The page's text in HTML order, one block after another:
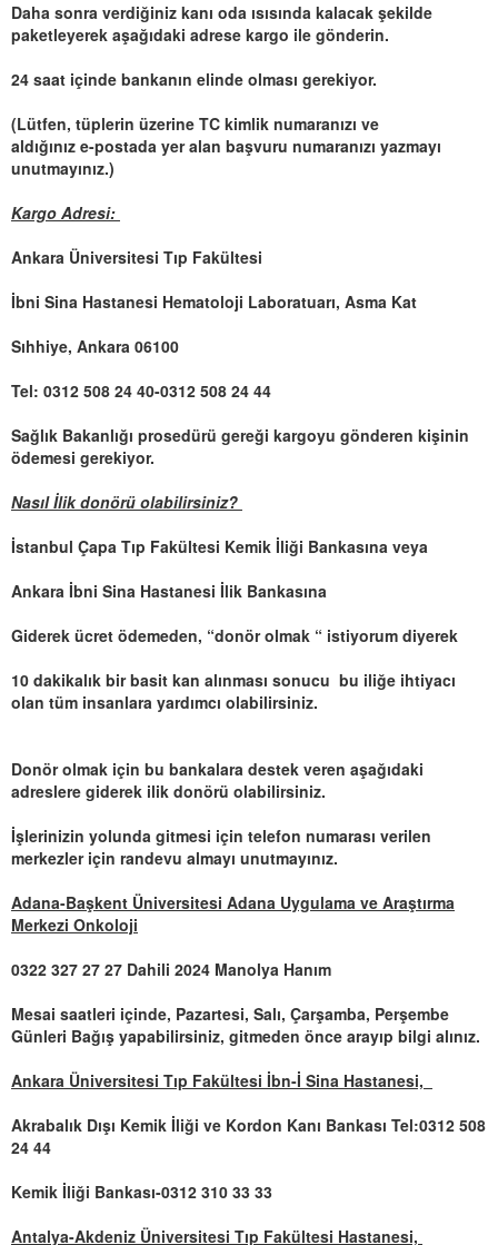
Daha sonra verdiğiniz kanı oda ısısında kalacak şekilde
paketleyerek aşağıdaki adrese kargo ile gönderin.
24 saat içinde bankanın elinde olması gerekiyor.
(Lütfen, tüplerin üzerine TC kimlik numaranızı ve
aldığınız e-postada yer alan başvuru numaranızı yazmayı
unutmayınız.)
Kargo Adresi:
Ankara Üniversitesi Tıp Fakültesi
İbni Sina Hastanesi Hematoloji Laboratuarı, Asma Kat
Sıhhiye, Ankara 06100
Tel: 0312 508 24 40-0312 508 24 44
Sağlık Bakanlığı prosedürü gereği kargoyu gönderen kişinin
ödemesi gerekiyor.
Nasıl İlik donörü olabilirsiniz?
İstanbul Çapa Tıp Fakültesi Kemik İliği Bankasına veya
Ankara İbni Sina Hastanesi İlik Bankasına
Giderek ücret ödemeden, “donör olmak “ istiyorum diyerek
10 dakikalık bir basit kan alınması sonucu bu iliğe ihtiyacı
olan tüm insanlara yardımcı olabilirsiniz.
Donör olmak için bu bankalara destek veren aşağıdaki
adreslere giderek ilik donörü olabilirsiniz.
İşlerinizin yolunda gitmesi için telefon numarası verilen
merkezler için randevu almayı unutmayınız.
Adana-Başkent Üniversitesi Adana Uygulama ve Araştırma
Merkezi Onkoloji
0322 327 27 27 Dahili 2024 Manolya Hanım
Mesai saatleri içinde, Pazartesi, Salı, Çarşamba, Perşembe
Günleri Bağış yapabilirsiniz, gitmeden önce arayıp bilgi alınız.
Ankara Üniversitesi Tıp Fakültesi İbn-İ Sina Hastanesi,
Akrabalık Dışı Kemik İliği ve Kordon Kanı Bankası Tel:0312 508
24 44
Kemik İliği Bankası-0312 310 33 33
Antalya-Akdeniz Üniversitesi Tıp Fakültesi Hastanesi,